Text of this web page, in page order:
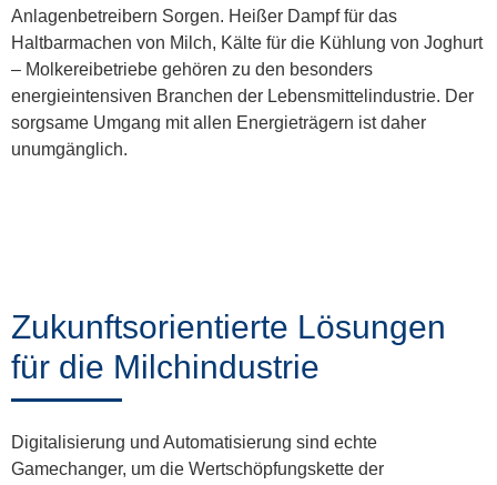
Anlagenbetreibern Sorgen. Heißer Dampf für das
Haltbarmachen von Milch, Kälte für die Kühlung von Joghurt
– Molkereibetriebe gehören zu den besonders
energieintensiven Branchen der Lebensmittelindustrie. Der
sorgsame Umgang mit allen Energieträgern ist daher
unumgänglich.
Zukunftsorientierte Lösungen
für die Milchindustrie
Digitalisierung und Automatisierung sind echte
Gamechanger, um die Wertschöpfungskette der